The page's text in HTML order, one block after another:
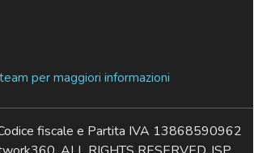
per maggiori informazioni
fiscale e Partita IVA 13868590962